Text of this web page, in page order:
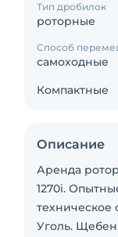
Тип дробилок
роторные
Способ
самоходные
Компактные
Описание
Аренда
1270i.
техническое
Уголь.